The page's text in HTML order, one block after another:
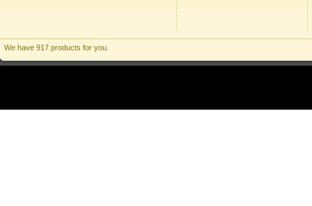
We have 917 products for you.